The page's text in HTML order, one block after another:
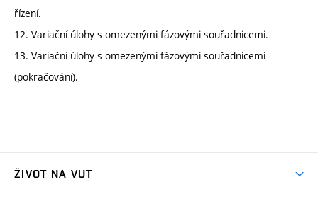
řízení.
12. Variační úlohy s omezenými fázovými souřadnicemi.
13. Variační úlohy s omezenými fázovými souřadnicemi
(pokračování).
ŽIVOT NA VUT